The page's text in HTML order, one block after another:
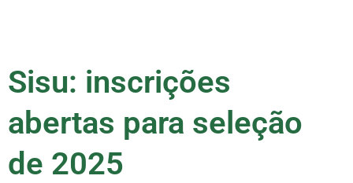
Sisu: inscrições
abertas para seleção
de 2025